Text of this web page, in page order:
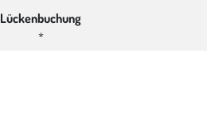
Lückenbuchung
*